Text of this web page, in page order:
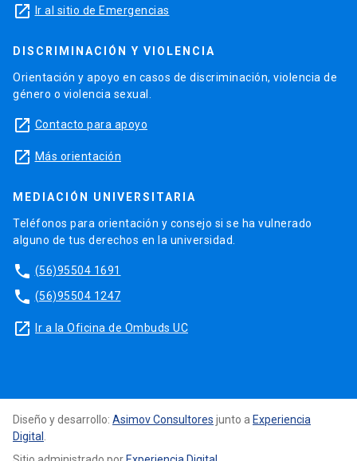
launch Ir al sitio de Emergencias
DISCRIMINACIÓN Y VIOLENCIA
Orientación y apoyo en casos de discriminación, violencia de
género o violencia sexual.
launch Contacto para apoyo
launch Más orientación
MEDIACIÓN UNIVERSITARIA
Teléfonos para orientación y consejo si se ha vulnerado
alguno de tus derechos en la universidad.
phone (56)95504 1691
phone (56)95504 1247
launch Ir a la Oficina de Ombuds UC
Diseño y desarrollo: Asimov Consultores junto a Experiencia
Digital